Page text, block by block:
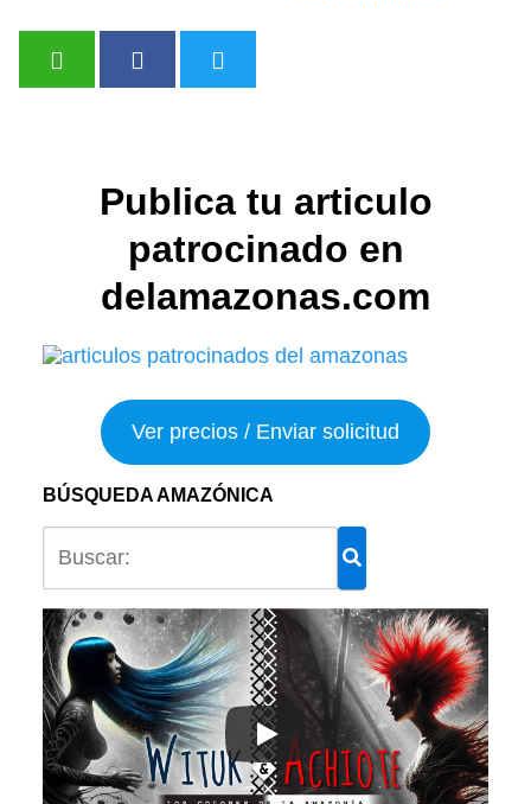
Publica tu articulo
patrocinado en
delamazonas.com
Ver precios / Enviar solicitud
BÚSQUEDA AMAZÓNICA